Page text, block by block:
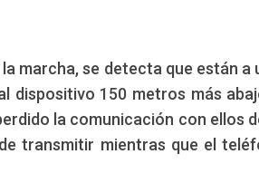
marcha, se detecta que están a
dispositivo 150 metros más
la comunicación con ellos
transmitir mientras que el